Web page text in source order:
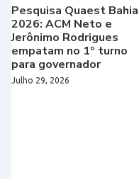
Pesquisa Quaest Bahia
2026: ACM Neto e
Jerônimo Rodrigues
empatam no 1º turno
para governador
Julho 29, 2026